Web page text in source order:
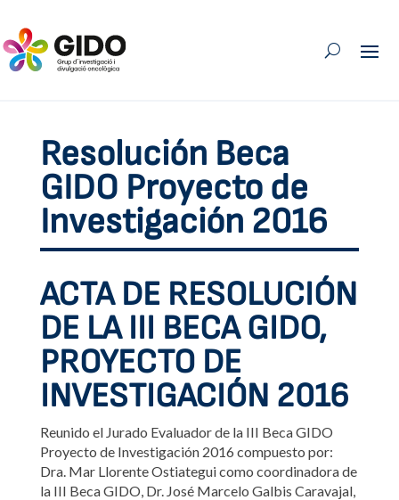
Resolución Beca
GIDO Proyecto de
Investigación 2016
ACTA DE RESOLUCIÓN
DE LA III BECA GIDO,
PROYECTO DE
INVESTIGACIÓN 2016
Reunido el Jurado Evaluador de la III Beca GIDO
Proyecto de Investigación 2016 compuesto por:
Dra. Mar Llorente Ostiategui como coordinadora de
la III Beca GIDO, Dr. José Marcelo Galbis Caravajal,